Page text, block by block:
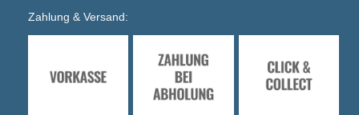
Zahlung & Versand: